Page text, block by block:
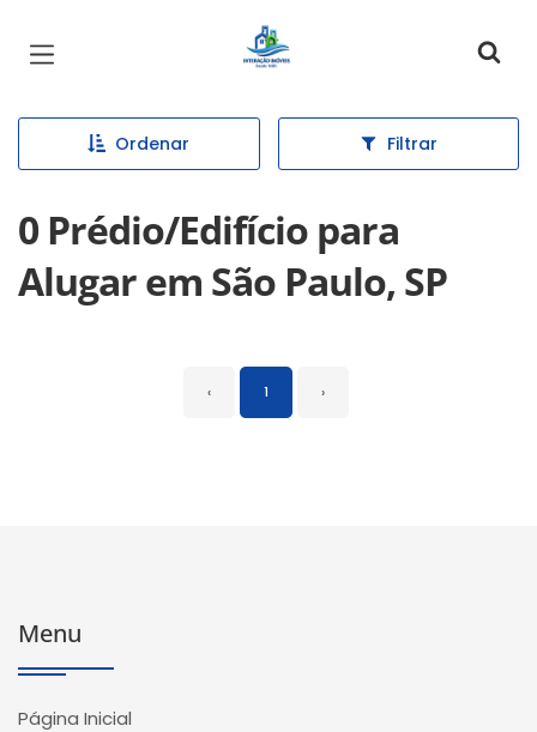
Página inicial
Ordenar Filtrar
0 Prédio/Edifício para
Alugar em São Paulo, SP
‹ 1 ›
Menu
Página Inicial